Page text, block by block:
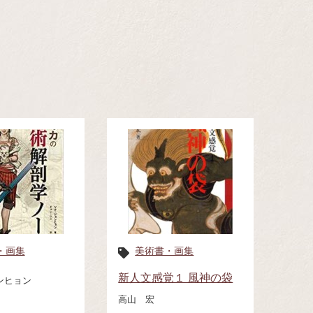
画集
ョン
美術書・画集
新人文感覚１ 風神の袋
高山 宏